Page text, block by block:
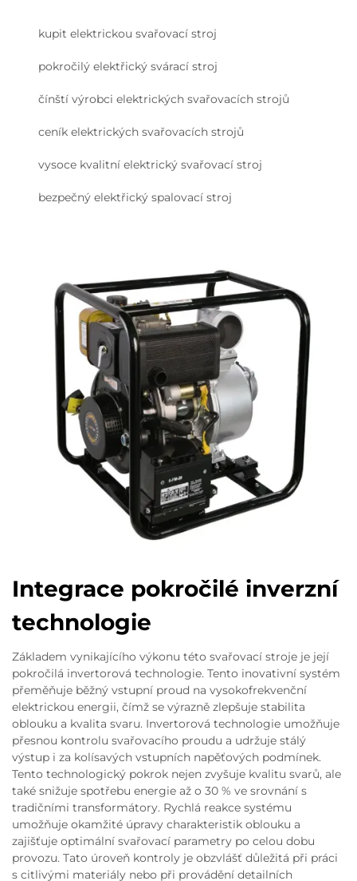
kupit elektrickou svařovací stroj
pokročilý elektřický svárací stroj
čínští výrobci elektrických svařovacích strojů
ceník elektrických svařovacích strojů
vysoce kvalitní elektrický svařovací stroj
bezpečný elektřický spalovací stroj
Integrace pokročilé inverzní
technologie
Základem vynikajícího výkonu této svařovací stroje je její
pokročilá invertorová technologie. Tento inovativní systém
přeměňuje běžný vstupní proud na vysokofrekvenční
elektrickou energii, čímž se výrazně zlepšuje stabilita
oblouku a kvalita svaru. Invertorová technologie umožňuje
přesnou kontrolu svařovacího proudu a udržuje stálý
výstup i za kolísavých vstupních napěťových podmínek.
Tento technologický pokrok nejen zvyšuje kvalitu svarů, ale
také snižuje spotřebu energie až o 30 % ve srovnání s
tradičními transformátory. Rychlá reakce systému
umožňuje okamžité úpravy charakteristik oblouku a
zajišťuje optimální svařovací parametry po celou dobu
provozu. Tato úroveň kontroly je obzvlášť důležitá při práci
s citlivými materiály nebo při provádění detailních